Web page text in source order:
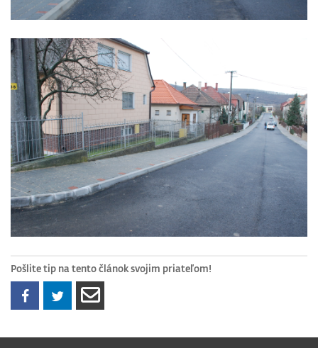
Pošlite tip na tento článok svojim priateľom!